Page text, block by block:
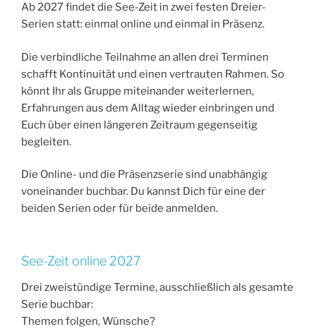
Ab 2027 findet die See-Zeit in zwei festen Dreier-
Serien statt: einmal online und einmal in Präsenz.
Die verbindliche Teilnahme an allen drei Terminen
schafft Kontinuität und einen vertrauten Rahmen. So
könnt Ihr als Gruppe miteinander weiterlernen,
Erfahrungen aus dem Alltag wieder einbringen und
Euch über einen längeren Zeitraum gegenseitig
begleiten.
Die Online- und die Präsenzserie sind unabhängig
voneinander buchbar. Du kannst Dich für eine der
beiden Serien oder für beide anmelden.
See-Zeit online 2027
Drei zweistündige Termine, ausschließlich als gesamte
Serie buchbar:
Themen folgen, Wünsche?